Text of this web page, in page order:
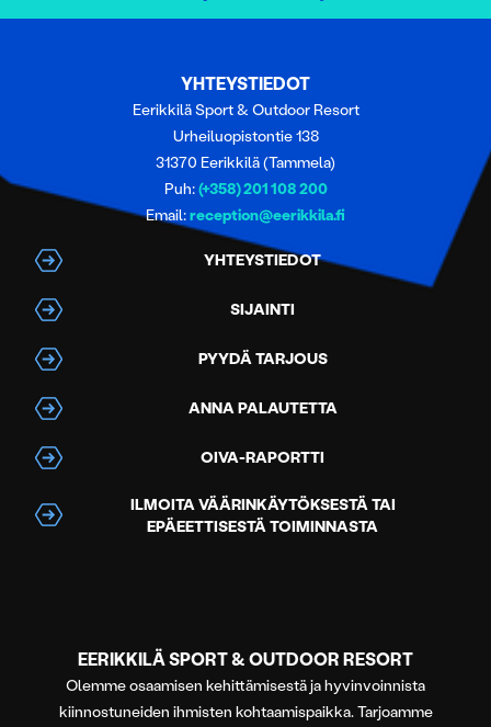
YHTEYSTIEDOT
Eerikkilä Sport & Outdoor Resort
Urheiluopistontie 138
31370 Eerikkilä (Tammela)
Puh:(+358) 201 108 200
Email:reception@eerikkila.fi
YHTEYSTIEDOT
SIJAINTI
PYYDÄ TARJOUS
ANNA PALAUTETTA
OIVA-RAPORTTI
ILMOITA VÄÄRINKÄYTÖKSESTÄ TAI
EPÄEETTISESTÄ TOIMINNASTA
EERIKKILÄ SPORT & OUTDOOR RESORT
Olemme osaamisen kehittämisestä ja hyvinvoinnista
kiinnostuneiden ihmisten kohtaamispaikka. Tarjoamme